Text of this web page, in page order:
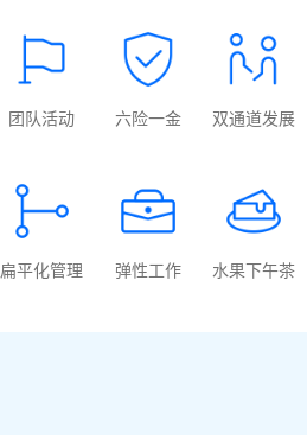
团队活动 六险一金 双通道发展
扁平化管理 弹性工作 水果下午茶